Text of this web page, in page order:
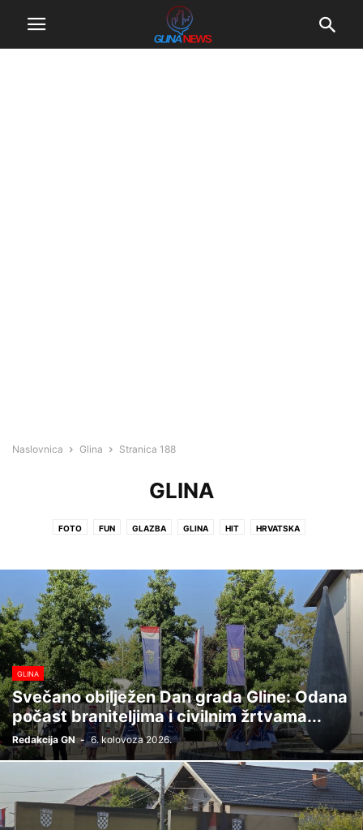
Naslovnica Glina Stranica 188
GLINA
FOTO FUN GLAZBA GLINA HIT HRVATSKA
KUTINA LIFESTYLE NA GRUNTU NAJAVA DOGAĐANJA
NEKATEGORIZIRANO NOVSKA PETRINJA POPOVAČA
SISAČKO-MOSLAVAČKA ŽUPANIJA SISAK SMŽ SPORT
SPORT LOKALNO VIDEO VIJESTI ZDRAVLJE
GLINA
Svečano obilježen Dan grada Gline: Odana
počast braniteljima i civilnim žrtvama...
Redakcija GN - 6. kolovoza 2026.